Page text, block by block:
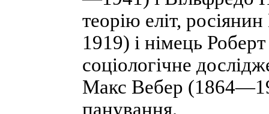
теорію еліт,
1919) і німець
соціологічне
Макс Вебер
панування.